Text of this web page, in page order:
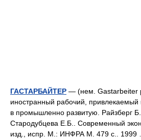
ГАСТАРБАЙТЕР — (нем. Gastarbeiter
иностранный рабочий, привлекаемый
в промышленно развитую. Райзберг
Стародубцева Е.Б.. Современный
изд., испр. М.: ИНФРА М. 479 с..